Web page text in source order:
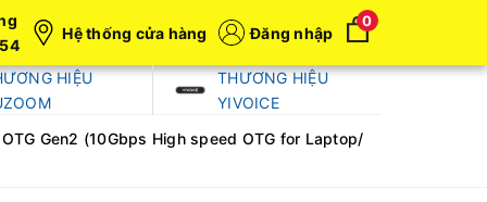
Hệ thống cửa hàng Đăng nhập
0
HIỆU
THƯƠNG HIỆU
YIVOICE
Gen2 (10Gbps High speed OTG for Laptop/